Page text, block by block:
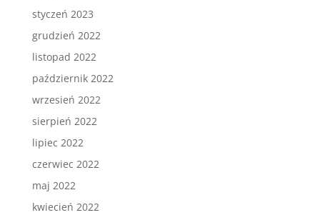
styczeń 2023
grudzień 2022
listopad 2022
październik 2022
wrzesień 2022
sierpień 2022
lipiec 2022
czerwiec 2022
maj 2022
kwiecień 2022